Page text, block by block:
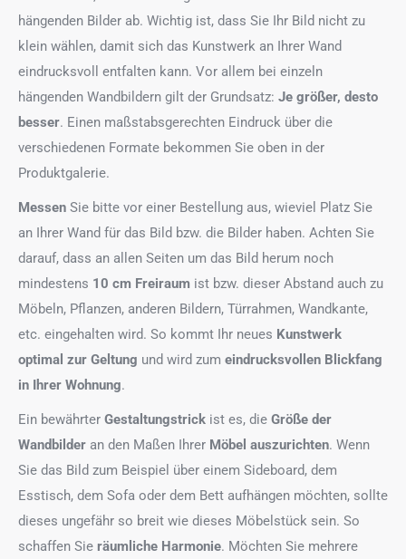
hängenden Bilder ab. Wichtig ist, dass Sie Ihr Bild nicht zu
klein wählen, damit sich das Kunstwerk an Ihrer Wand
eindrucksvoll entfalten kann. Vor allem bei einzeln
hängenden Wandbildern gilt der Grundsatz: Je größer, desto
besser. Einen maßstabsgerechten Eindruck über die
verschiedenen Formate bekommen Sie oben in der
Produktgalerie.
Messen Sie bitte vor einer Bestellung aus, wieviel Platz Sie
an Ihrer Wand für das Bild bzw. die Bilder haben. Achten Sie
darauf, dass an allen Seiten um das Bild herum noch
mindestens 10 cm Freiraum ist bzw. dieser Abstand auch zu
Möbeln, Pflanzen, anderen Bildern, Türrahmen, Wandkante,
etc. eingehalten wird. So kommt Ihr neues Kunstwerk
optimal zur Geltung und wird zum eindrucksvollen Blickfang
in Ihrer Wohnung.
Ein bewährter Gestaltungstrick ist es, die Größe der
Wandbilder an den Maßen Ihrer Möbel auszurichten. Wenn
Sie das Bild zum Beispiel über einem Sideboard, dem
Esstisch, dem Sofa oder dem Bett aufhängen möchten, sollte
dieses ungefähr so breit wie dieses Möbelstück sein. So
schaffen Sie räumliche Harmonie. Möchten Sie mehrere